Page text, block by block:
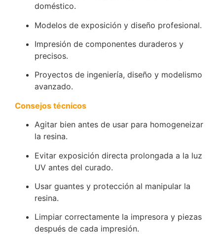
doméstico.
Modelos de exposición y diseño profesional.
Impresión de componentes duraderos y
precisos.
Proyectos de ingeniería, diseño y modelismo
avanzado.
Consejos técnicos
Agitar bien antes de usar para homogeneizar
la resina.
Evitar exposición directa prolongada a la luz
UV antes del curado.
Usar guantes y protección al manipular la
resina.
Limpiar correctamente la impresora y piezas
después de cada impresión.